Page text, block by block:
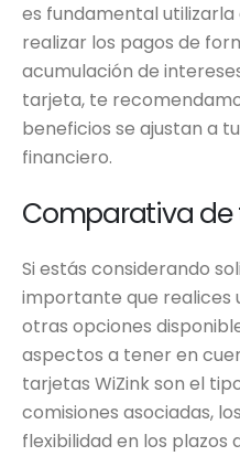
es fundamental
realizar los pagos de
acumulación de
tarjeta, te
beneficios se ajustan a
financiero.
Comparativa de
Si estás considerando
importante que realices
otras opciones
aspectos a tener en
tarjetas WiZink son el
comisiones asociadas,
flexibilidad en los plazos